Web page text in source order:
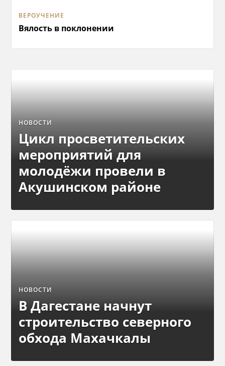
ВЕРОУЧЕНИЕ
Вялость в поклонении
НОВОСТИ
Цикл просветительских
мероприятий для
молодёжи провели в
Акушинском районе
НОВОСТИ
В Дагестане начнут
строительство северного
обхода Махачкалы